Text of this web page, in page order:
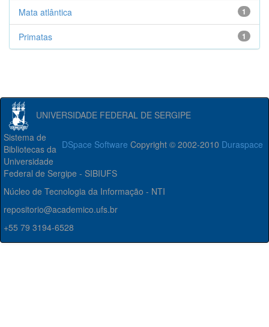
1
Mata atlântica
1
Primatas
UNIVERSIDADE FEDERAL DE SERGIPE
DSpace Software Copyright © 2002-2010 Duraspace
Sistema de
Bibliotecas da
Universidade
Federal de Sergipe - SIBIUFS
Núcleo de Tecnologia da Informação - NTI
repositorio@academico.ufs.br
+55 79 3194-6528